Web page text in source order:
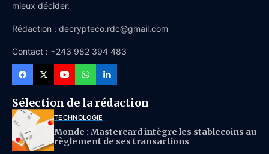
mieux décider.
Rédaction : decrypteco.rdc@gmail.com
Contact : +243 982 394 483
Sélection de la rédaction
TECHNOLOGIE
Monde : Mastercard intègre les stablecoins au
règlement de ses transactions